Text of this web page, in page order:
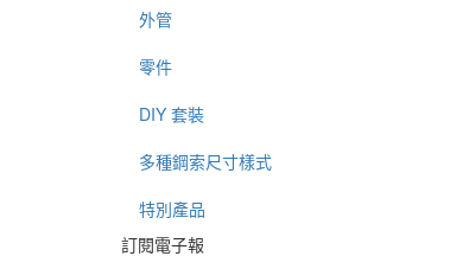
外管
零件
DIY 套裝
多種鋼索尺寸樣式
特別產品
訂閱電子報